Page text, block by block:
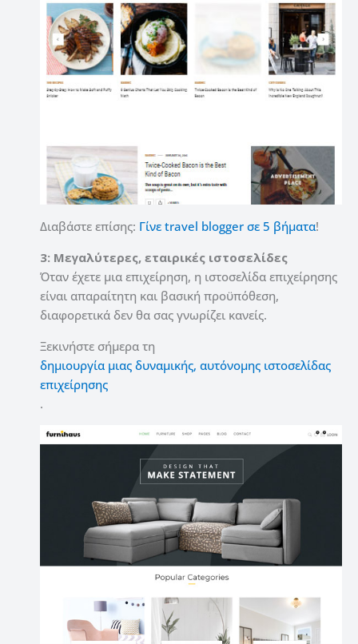
Διαβάστε επίσης: Γίνε travel blogger σε 5 βήματα!
3: Μεγαλύτερες, εταιρικές ιστοσελίδες
Όταν έχετε μια επιχείρηση, η ιστοσελίδα επιχείρησης
είναι απαραίτητη και βασική προϋπόθεση,
διαφορετικά δεν θα σας γνωρίζει κανείς.
Ξεκινήστε σήμερα τη
δημιουργία μιας δυναμικής, αυτόνομης ιστοσελίδας
επιχείρησης
.